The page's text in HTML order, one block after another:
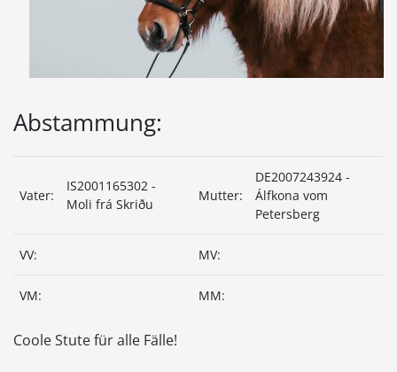
Abstammung:
Vater:
IS2001165302 -
Moli frá Skriðu
Mutter:
DE2007243924 -
Álfkona vom
Petersberg
VV: MV:
VM: MM:
Coole Stute für alle Fälle!